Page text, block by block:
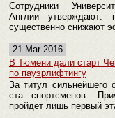
Сотрудники
Англии утверждают:
существенно снижают
21 Mar 2016
В Тюмени дали старт
по пауэрлифтингу
За титул сильнейшего
ста спортсменов.
пройдет лишь первый